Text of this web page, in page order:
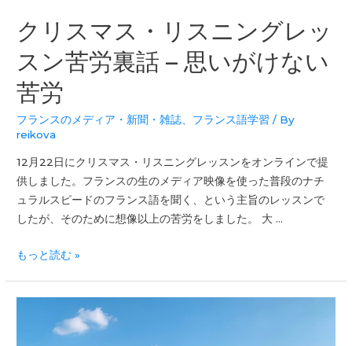
クリスマス・リスニングレッ
スン苦労裏話 – 思いがけない
苦労
フランスのメディア・新聞・雑誌 フランス語学習 / By
reikova
12月22日にクリスマス・リスニングレッスンをオンラインで提
供しました。フランスの生のメディア映像を使った普段のナチ
ュラルスピードのフランス語を聞く、という主旨のレッスンで
したが、そのために想像以上の苦労をしました。 大 …
もっと読む »